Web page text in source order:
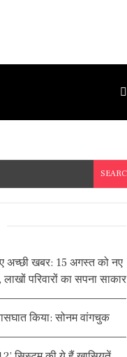
अच्छी खबर: 15 अगस्त को नए
लाखों परिवारों का सपना साकार
किया: सोनम वांगचुक